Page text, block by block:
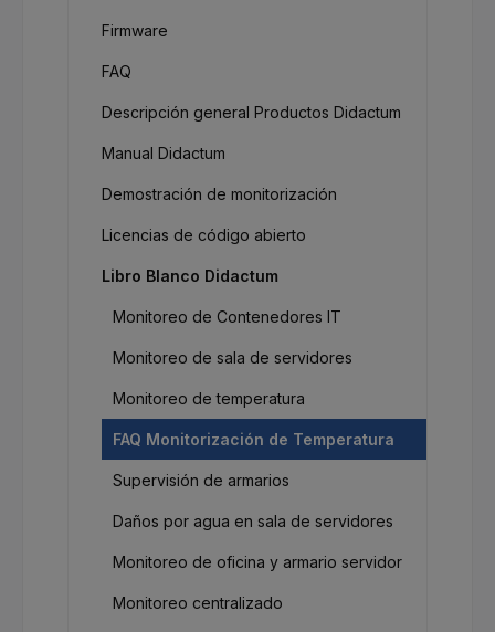
Firmware
FAQ
Descripción general Productos Didactum
Manual Didactum
Demostración de monitorización
Licencias de código abierto
Libro Blanco Didactum
Monitoreo de Contenedores IT
Monitoreo de sala de servidores
Monitoreo de temperatura
FAQ Monitorización de Temperatura
Supervisión de armarios
Daños por agua en sala de servidores
Monitoreo de oficina y armario servidor
Monitoreo centralizado